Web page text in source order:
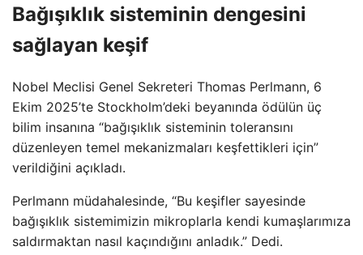
Bağışıklık sisteminin dengesini
sağlayan keşif
Nobel Meclisi Genel Sekreteri Thomas Perlmann, 6
Ekim 2025’te Stockholm’deki beyanında ödülün üç
bilim insanına “bağışıklık sisteminin toleransını
düzenleyen temel mekanizmaları keşfettikleri için”
verildiğini açıkladı.
Perlmann müdahalesinde, “Bu keşifler sayesinde
bağışıklık sistemimizin mikroplarla kendi kumaşlarımıza
saldırmaktan nasıl kaçındığını anladık.” Dedi.